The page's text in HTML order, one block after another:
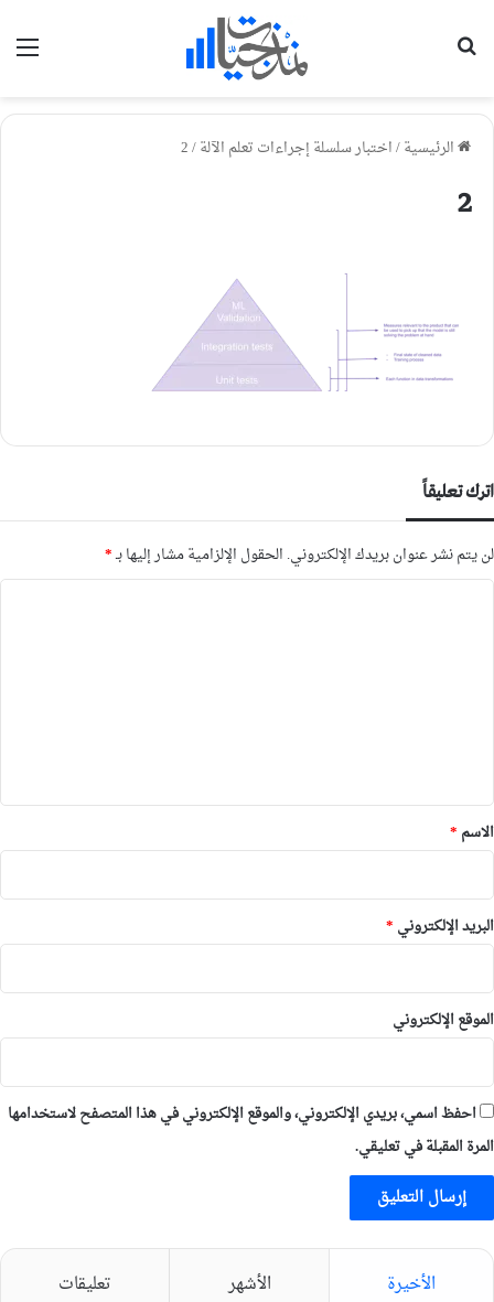
الرئيسية/اختبار سلسلة إجراءات تعلم الآلة/
2
2
اترك تعليقاً
لن يتم نشر عنوان بريدك الإلكتروني. الحقول الإلزامية مشار إليها بـ*
*
الاسم *
البريد الإلكتروني *
الموقع الإلكتروني
احفظ اسمي، بريدي الإلكتروني، والموقع الإلكتروني في هذا المتصفح لاستخدامها
المرة المقبلة في تعليقي.
الأخيرة الأشهر تعليقات